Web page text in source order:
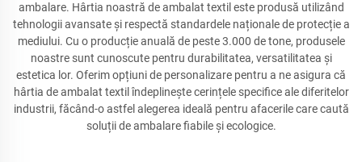
ambalare. Hârtia noastră de ambalat textil este produsă utilizând
tehnologii avansate și respectă standardele naționale de protecție a
mediului. Cu o producție anuală de peste 3.000 de tone, produsele
noastre sunt cunoscute pentru durabilitatea, versatilitatea și
estetica lor. Oferim opțiuni de personalizare pentru a ne asigura că
hârtia de ambalat textil îndeplinește cerințele specifice ale diferitelor
industrii, făcând-o astfel alegerea ideală pentru afacerile care caută
soluții de ambalare fiabile și ecologice.